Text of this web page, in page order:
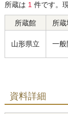
所蔵は 1 件です。
所蔵館 所
山形県立 一般
資料詳細